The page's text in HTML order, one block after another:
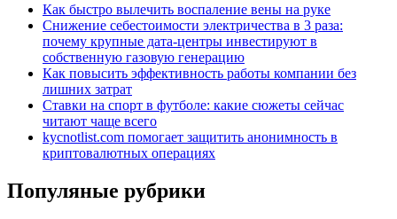
Как быстро вылечить воспаление вены на руке
Снижение себестоимости электричества в 3 раза:
почему крупные дата-центры инвестируют в
собственную газовую генерацию
Как повысить эффективность работы компании без
лишних затрат
Ставки на спорт в футболе: какие сюжеты сейчас
читают чаще всего
kycnotlist.com помогает защитить анонимность в
криптовалютных операциях
Популяные рубрики